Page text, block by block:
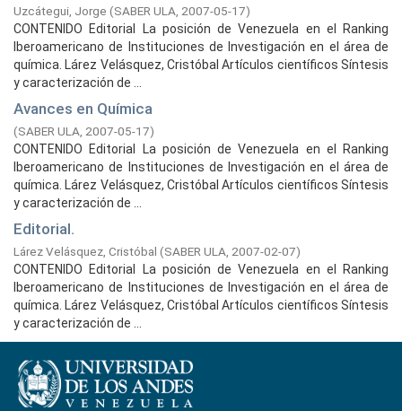
Uzcátegui, Jorge (SABER ULA, 2007-05-17)
CONTENIDO Editorial La posición de Venezuela en el Ranking
Iberoamericano de Instituciones de Investigación en el área de
química. Lárez Velásquez, Cristóbal Artículos científicos Síntesis
y caracterización de ...
Avances en Química
(SABER ULA, 2007-05-17)
CONTENIDO Editorial La posición de Venezuela en el Ranking
Iberoamericano de Instituciones de Investigación en el área de
química. Lárez Velásquez, Cristóbal Artículos científicos Síntesis
y caracterización de ...
Editorial.
Lárez Velásquez, Cristóbal (SABER ULA, 2007-02-07)
CONTENIDO Editorial La posición de Venezuela en el Ranking
Iberoamericano de Instituciones de Investigación en el área de
química. Lárez Velásquez, Cristóbal Artículos científicos Síntesis
y caracterización de ...